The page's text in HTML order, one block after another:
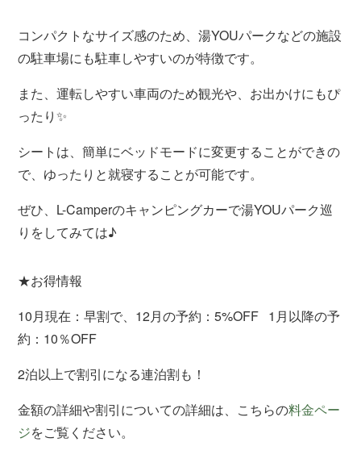
コンパクトなサイズ感のため、湯YOUパークなどの施設
の駐車場にも駐車しやすいのが特徴です。
また、運転しやすい車両のため観光や、お出かけにもぴ
ったり✨
シートは、簡単にベッドモードに変更することができの
で、ゆったりと就寝することが可能です。
ぜひ、L-Camperのキャンピングカーで湯YOUパーク巡
りをしてみては♪
★お得情報
10月現在：早割で、12月の予約：5%OFF 1月以降の予
約：10％OFF
2泊以上で割引になる連泊割も！
金額の詳細や割引についての詳細は、こちらの料金ペー
ジをご覧ください。